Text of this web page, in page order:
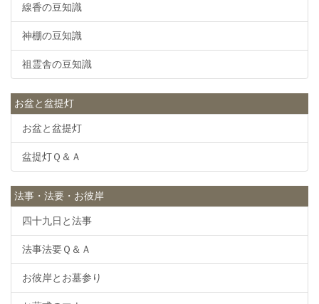
線香の豆知識
神棚の豆知識
祖霊舎の豆知識
お盆と盆提灯
お盆と盆提灯
盆提灯Ｑ＆Ａ
法事・法要・お彼岸
四十九日と法事
法事法要Ｑ＆Ａ
お彼岸とお墓参り